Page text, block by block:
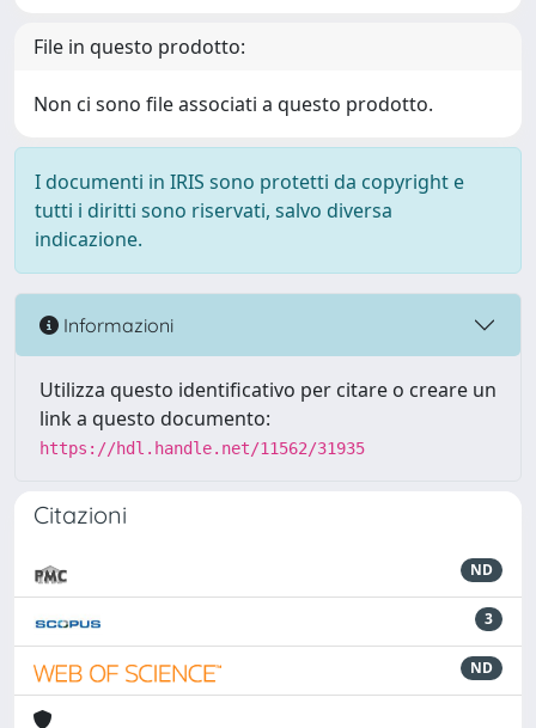
File in questo prodotto:
Non ci sono file associati a questo prodotto.
I documenti in IRIS sono protetti da copyright e
tutti i diritti sono riservati, salvo diversa
indicazione.
Informazioni
Utilizza questo identificativo per citare o creare un
link a questo documento:
https://hdl.handle.net/11562/31935
Citazioni
ND
3
ND